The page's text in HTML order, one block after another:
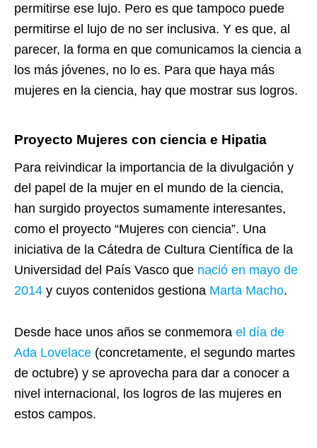
permitirse ese lujo. Pero es que tampoco puede
permitirse el lujo de no ser inclusiva. Y es que, al
parecer, la forma en que comunicamos la ciencia a
los más jóvenes, no lo es. Para que haya más
mujeres en la ciencia, hay que mostrar sus logros.
Proyecto Mujeres con ciencia e Hipatia
Para reivindicar la importancia de la divulgación y
del papel de la mujer en el mundo de la ciencia,
han surgido proyectos sumamente interesantes,
como el proyecto “Mujeres con ciencia”. Una
iniciativa de la Cátedra de Cultura Científica de la
Universidad del País Vasco que nació en mayo de
2014 y cuyos contenidos gestiona Marta Macho.
Desde hace unos años se conmemora el día de
Ada Lovelace (concretamente, el segundo martes
de octubre) y se aprovecha para dar a conocer a
nivel internacional, los logros de las mujeres en
estos campos.